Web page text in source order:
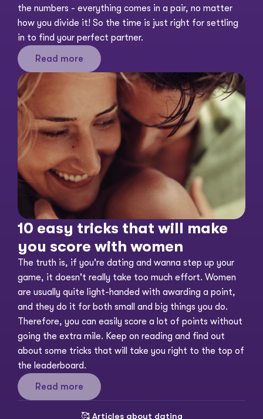
the numbers - everything comes in a pair, no matter
how you divide it! So the time is just right for settling
in to find your perfect partner.
Read more
10 easy tricks that will make
you score with women
The truth is, if you're dating and wanna step up your
game, it doesn't really take too much effort. Women
are usually quite light-handed with awarding a point,
and they do it for both small and big things you do.
Therefore, you can easily score a lot of points without
going the extra mile. Keep on reading and find out
about some tricks that will take you right to the top of
the leaderboard.
Read more
🥰 Articles about dating